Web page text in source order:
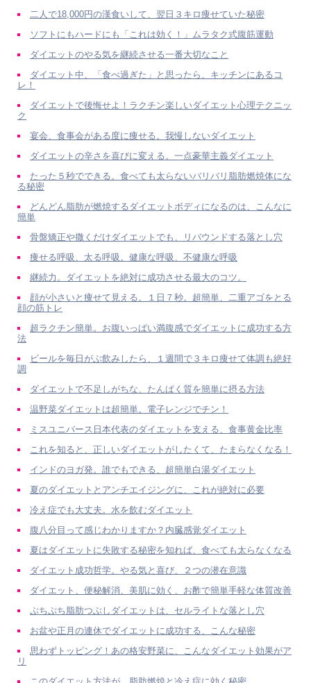
二人で18,000円の漢食いして、翌日３キロ痩せていた秘密
ソフトにもハードにも「これは効く！」ムラタク式腹筋運動
ダイエットのやる気を継続させる一番大切なこと
ダイエット中、「食べ過ぎた」と思ったら、キッチンにあるコ
レ！
ダイエットで後悔せよ！ラクチン楽しいダイエット心理テクニッ
ク
宴会、食事会がある度に痩せる。我慢しないダイエット
ダイエットの辛さを喜びに変える。一点豪華主義ダイエット
たった５秒でできる。食べても太らないバリバリ脂肪燃焼体にな
る秘密
どんどん脂肪が燃焼するダイエットボディになるのは、こんなに
簡単
骨盤矯正や撒くだけダイエットでも、リバウンドする落とし穴
痩せる呼吸、太る呼吸。健康な呼吸、不健康な呼吸
継続力。ダイエットを絶対に成功させる最大のコツ。
顔が小さいと痩せて見える。１日７秒。超簡単、二重アゴをとる
顔の筋トレ
超ラクチン簡単。お腹いっぱい満腹感でダイエットに成功する方
法
ビールを毎日がぶ飲みしたら、１週間で３キロ痩せて体調も絶好
調
ダイエットで不足しがちな、たんぱく質を簡単に摂る方法
温野菜ダイエットは超簡単。電子レンジでチン！
ミスユニバース日本代表のダイエットを支える、食事黄金比率
これを知ると、正しいダイエットがしたくて、たまらなくなる！
インドのヨガ発。誰でもできる、超簡単白湯ダイエット
夏のダイエットとアンチエイジングに、これが絶対に必要
冷え症でも大丈夫。水を飲むダイエット
腹八分目って感じわかりますか？内臓感覚ダイエット
夏はダイエットに失敗する秘密を知れば、食べても太らなくなる
ダイエット成功哲学。やる気と喜び、２つの潜在意識
ダイエット、便秘解消、美肌に効く、お酢で簡単手軽な体質改善
ぷちぷち脂肪つぶしダイエットは、セルライトな落とし穴
お盆や正月の連休でダイエットに成功する、こんな秘密
思わずトッピング！あの格安野菜に、こんなダイエット効果がア
リ